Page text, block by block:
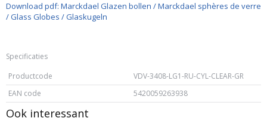
Download pdf: Marckdael Glazen bollen / Marckdael sphères de verre
/ Glass Globes / Glaskugeln
Specificaties
Productcode
VDV-3408-LG1-RU-CYL-CLEAR-GR
EAN code
5420059263938
Ook interessant